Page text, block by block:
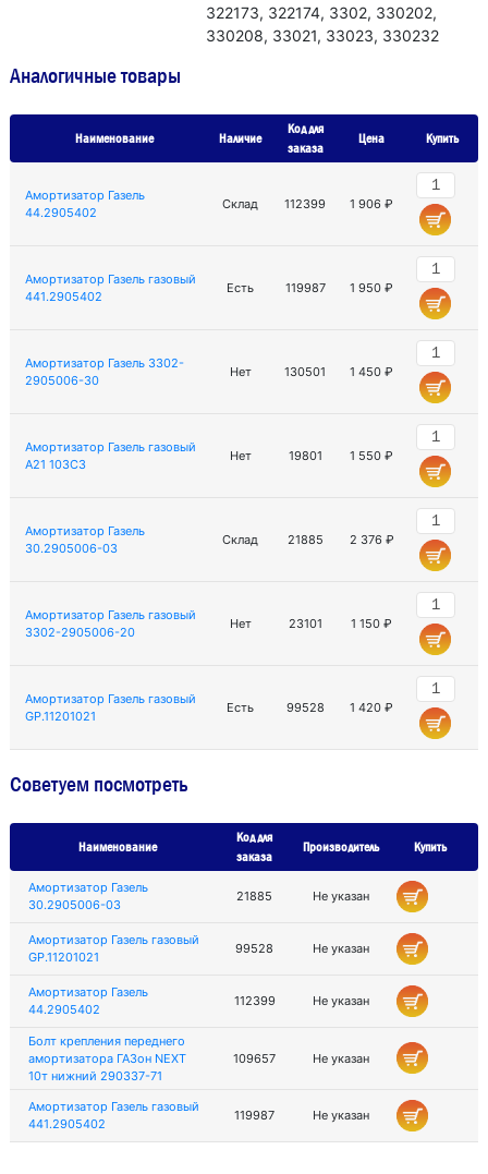
322173, 322174, 3302, 330202,
330208, 33021, 33023, 330232
Аналогичные товары
Наименование Наличие
Код для
заказа
Цена Купить
Амортизатор Газель
44.2905402
Склад 112399 1 906 ₽
Амортизатор Газель газовый
441.2905402
Есть 119987 1 950 ₽
Амортизатор Газель 3302-
2905006-30
Нет 130501 1 450 ₽
Амортизатор Газель газовый
A21 103C3
Нет 19801 1 550 ₽
Амортизатор Газель
30.2905006-03
Склад 21885 2 376 ₽
Амортизатор Газель газовый
3302-2905006-20
Нет 23101 1 150 ₽
Амортизатор Газель газовый
GP.11201021
Есть 99528 1 420 ₽
Советуем посмотреть
Наименование
Код для
заказа
Производитель Купить
Амортизатор Газель
30.2905006-03
21885 Не указан
Амортизатор Газель газовый
GP.11201021
99528 Не указан
Амортизатор Газель
44.2905402
112399 Не указан
Болт крепления переднего
амортизатора ГАЗон NEXT
10т нижний 290337-71
109657 Не указан
Амортизатор Газель газовый
441.2905402
119987 Не указан